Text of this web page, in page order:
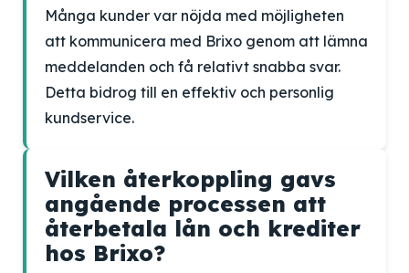
Många kunder var nöjda med möjligheten
att kommunicera med Brixo genom att lämna
meddelanden och få relativt snabba svar.
Detta bidrog till en effektiv och personlig
kundservice.
Vilken återkoppling gavs
angående processen att
återbetala lån och krediter
hos Brixo?